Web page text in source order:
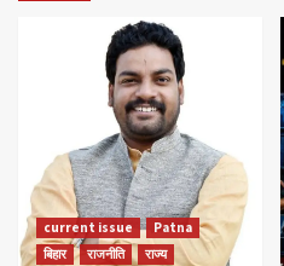
current issue
Patna
बिहार
राजनीति राज्य